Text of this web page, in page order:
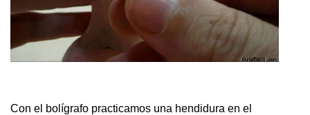
Con el bolígrafo practicamos una hendidura en el